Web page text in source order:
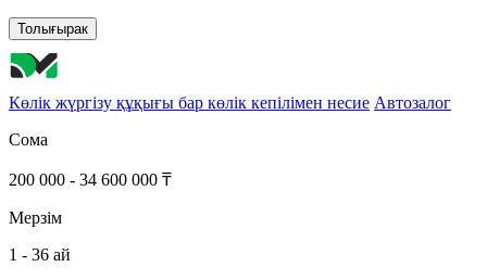
Толығырак
Көлік жүргізу құқығы бар көлік кепілімен несие Автозалог
Сома
200 000 - 34 600 000 ₸
Мерзім
1 - 36 ай